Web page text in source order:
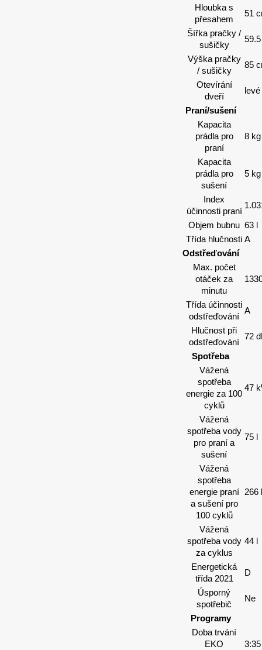
Hloubka s
přesahem
51
Šířka pračky /
sušičky
Výška pračky
/ sušičky
85
Otevírání
dveří
levé
Praní/sušení
Kapacita
prádla pro
praní
8 kg
Kapacita
prádla pro
sušení
5 kg
Index
účinnosti praní
Objem bubnu 63 l
Třída hlučnosti A
Odstřeďování
Max. počet
otáček za
minutu
Třída účinnosti
odstřeďování
A
Hlučnost při
odstřeďování
72
Spotřeba
Vážená
spotřeba
energie za 100
cyklů
47
Vážená
spotřeba vody
pro praní a
sušení
75 l
Vážená
spotřeba
energie praní
a sušení pro
100 cyklů
266
Vážená
spotřeba vody
za cyklus
44 l
Energetická
třída 2021
D
Úsporný
spotřebič
Ne
Programy
Doba trvání
EKO